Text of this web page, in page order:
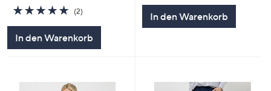
5.0
von
5
(2)
In den Warenkorb
In den Warenkorb